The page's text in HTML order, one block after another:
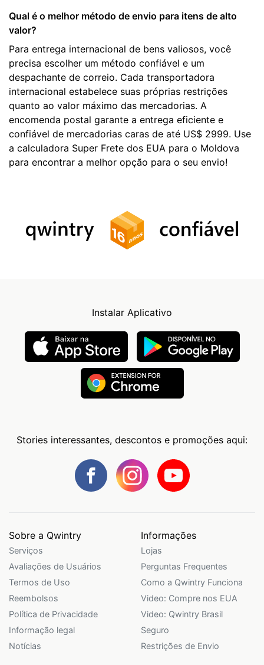
Qual é o melhor método de envio para itens de alto
valor?
Para entrega internacional de bens valiosos, você
precisa escolher um método confiável e um
despachante de correio. Cada transportadora
internacional estabelece suas próprias restrições
quanto ao valor máximo das mercadorias. A
encomenda postal garante a entrega eficiente e
confiável de mercadorias caras de até US$ 2999. Use
a calculadora Super Frete dos EUA para o Moldova
para encontrar a melhor opção para o seu envio!
Instalar Aplicativo
Stories interessantes, descontos e promoções aqui:
Sobre a Qwintry
Serviços
Avaliações de Usuários
Termos de Uso
Reembolsos
Política de Privacidade
Informação legal
Notícias
Informações
Lojas
Perguntas Frequentes
Como a Qwintry Funciona
Video: Compre nos EUA
Video: Qwintry Brasil
Seguro
Restrições de Envio